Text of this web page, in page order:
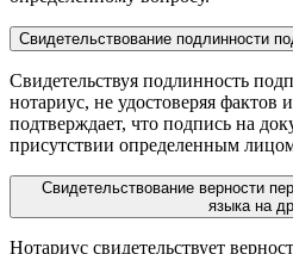
Свидетельствование подлинности
Свидетельствуя подлинность
нотариус, не удостоверяя фактов
подтверждает, что подпись на
присутствии определенным
Свидетельствование верности
языка на
Нотариус свидетельствует